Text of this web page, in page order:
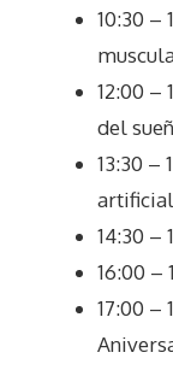
10:30 –
12:00 –
del
13:30 –
14:30 –
16:00 –
17:00 –